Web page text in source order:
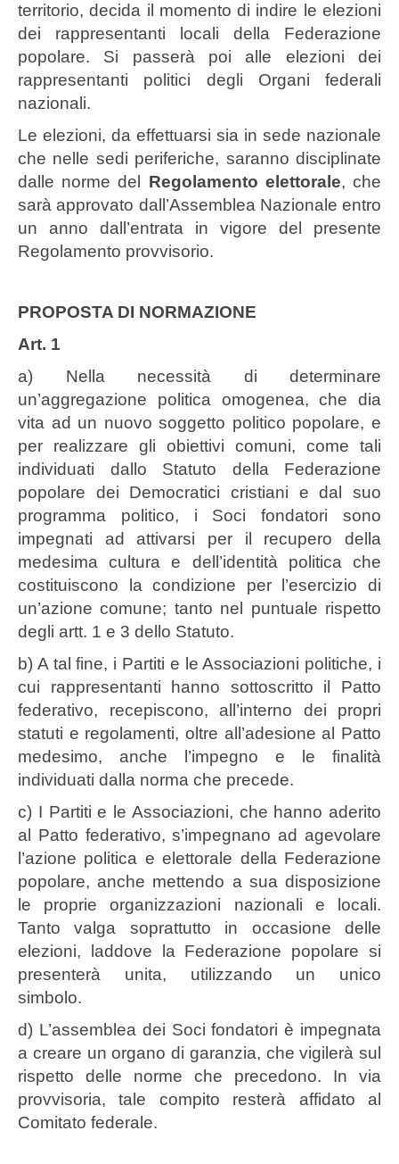
territorio, decida il momento di indire le elezioni
dei rappresentanti locali della Federazione
popolare. Si passerà poi alle elezioni dei
rappresentanti politici degli Organi federali
nazionali.
Le elezioni, da effettuarsi sia in sede nazionale
che nelle sedi periferiche, saranno disciplinate
dalle norme del Regolamento elettorale, che
sarà approvato dall’Assemblea Nazionale entro
un anno dall’entrata in vigore del presente
Regolamento provvisorio.
PROPOSTA DI NORMAZIONE
Art. 1
a) Nella necessità di determinare
un’aggregazione politica omogenea, che dia
vita ad un nuovo soggetto politico popolare, e
per realizzare gli obiettivi comuni, come tali
individuati dallo Statuto della Federazione
popolare dei Democratici cristiani e dal suo
programma politico, i Soci fondatori sono
impegnati ad attivarsi per il recupero della
medesima cultura e dell’identità politica che
costituiscono la condizione per l’esercizio di
un’azione comune; tanto nel puntuale rispetto
degli artt. 1 e 3 dello Statuto.
b) A tal fine, i Partiti e le Associazioni politiche, i
cui rappresentanti hanno sottoscritto il Patto
federativo, recepiscono, all’interno dei propri
statuti e regolamenti, oltre all’adesione al Patto
medesimo, anche l’impegno e le finalità
individuati dalla norma che precede.
c) I Partiti e le Associazioni, che hanno aderito
al Patto federativo, s’impegnano ad agevolare
l’azione politica e elettorale della Federazione
popolare, anche mettendo a sua disposizione
le proprie organizzazioni nazionali e locali.
Tanto valga soprattutto in occasione delle
elezioni, laddove la Federazione popolare si
presenterà unita, utilizzando un unico
simbolo.
d) L’assemblea dei Soci fondatori è impegnata
a creare un organo di garanzia, che vigilerà sul
rispetto delle norme che precedono. In via
provvisoria, tale compito resterà affidato al
Comitato federale.